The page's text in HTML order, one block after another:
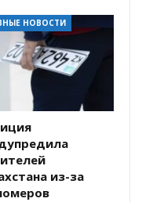
НОВОСТИ
из-за